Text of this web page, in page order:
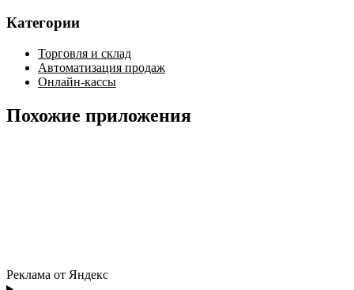
Категории
Торговля и склад
Автоматизация продаж
Онлайн-кассы
Похожие приложения
Реклама от Яндекс